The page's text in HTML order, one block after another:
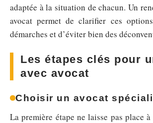
adaptée à la situation de chacun. Un
avocat permet de clarifier ces
démarches et d’éviter bien des
Les étapes clés pour
avec avocat
Choisir un avocat
La première étape ne laisse pas place